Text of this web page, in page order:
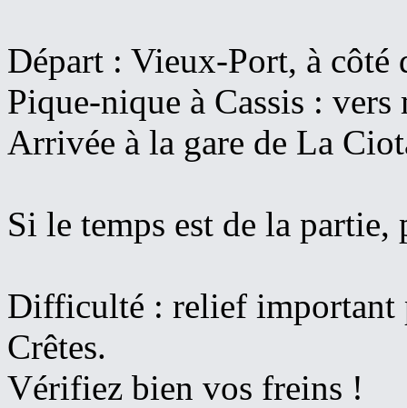
Départ : Vieux-Port, à côté
Pique-nique à Cassis :
Arrivée à la gare de La
Si le temps est de la
Difficulté : relief important
Crêtes.
Vérifiez bien vos freins !